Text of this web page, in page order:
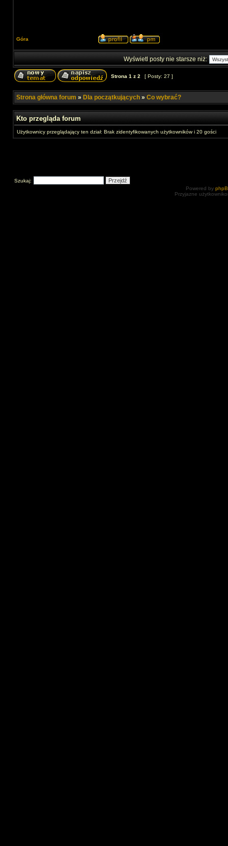
Góra
Wyświetl posty nie starsze niż:
Strona 1 z 2 [ Posty: 27 ]
Strona główna forum » Dla początkujących » Co wybrać?
Kto przegląda forum
Użytkownicy przeglądający ten dział: Brak zidentyfikowanych użytkowników i 20 gości
Szukaj:
Powered by
Przyjazne